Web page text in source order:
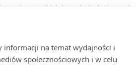
informacji na temat wydajności i
społecznościowych i w celu
wszelkich innych dodatkowych
dzieci oraz problemom zdrowotnym,
rodzin, która zdarza się nagminnie w
skierowanie środków na